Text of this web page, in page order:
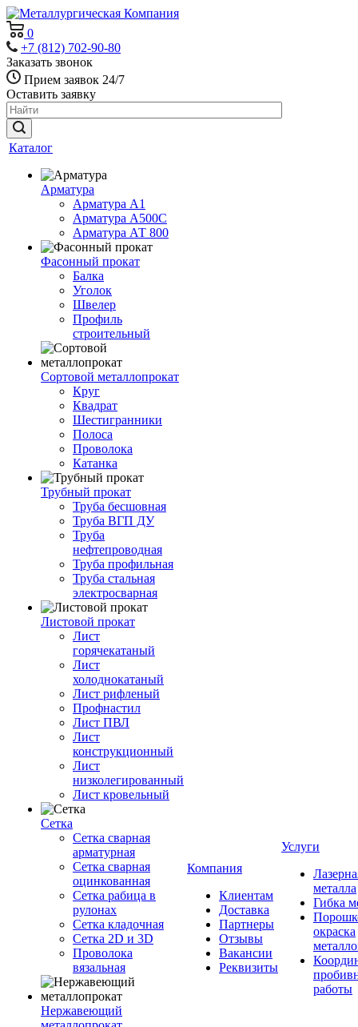
0
+7 (812) 702-90-80
Заказать звонок
Прием заявок 24/7
Оставить заявку
Каталог
Арматура
Арматура А1
Арматура А500С
Арматура АТ 800
Фасонный прокат
Балка
Уголок
Швелер
Профиль
строительный
Сортовой металлопрокат
Круг
Квадрат
Шестигранники
Полоса
Проволока
Катанка
Трубный прокат
Труба бесшовная
Труба ВГП ДУ
Труба
нефтепроводная
Труба профильная
Труба стальная
электросварная
Листовой прокат
Лист
горячекатаный
Лист
холоднокатаный
Лист рифленый
Профнастил
Лист ПВЛ
Лист
конструкционный
Лист
низколегированный
Лист кровельный
Сетка
Сетка сварная
арматурная
Сетка сварная
оцинкованная
Сетка рабица в
рулонах
Сетка кладочная
Сетка 2D и 3D
Проволока
вязальная
Нержавеющий
Компания
Клиентам
Доставка
Партнеры
Отзывы
Вакансии
Реквизиты
Услуги
металла
Гибка
окраска
работы